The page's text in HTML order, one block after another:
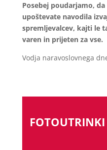
Posebej poudarjamo,
upoštevate navodila
spremljevalcev, kajti le
varen in prijeten za vse.
Vodja naravoslovnega
FOTOUTRINKI